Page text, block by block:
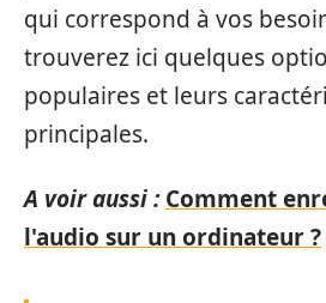
qui correspond à vos
trouverez ici quelques
populaires et leurs
principales.
A voir aussi : Comment
l'audio sur un ordinateur ?